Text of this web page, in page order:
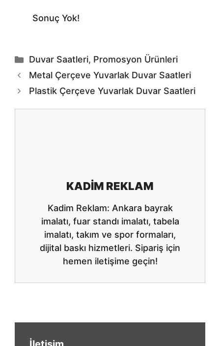
Sonuç Yok!
Kategoriler
Duvar Saatleri, Promosyon Ürünleri
Metal Çerçeve Yuvarlak Duvar Saatleri
Plastik Çerçeve Yuvarlak Duvar Saatleri
KADIM REKLAM
Kadim Reklam: Ankara bayrak
imalatı, fuar standı imalatı, tabela
imalatı, takım ve spor formaları,
dijital baskı hizmetleri. Sipariş için
hemen iletişime geçin!